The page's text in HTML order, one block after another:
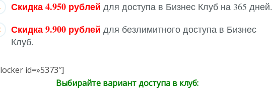
Скидка 4.950 рублей для доступа в Бизнес Клуб на 365 дней.
Скидка 9.900 рублей для безлимитного доступа в Бизнес
Клуб.
id=»5373″]
Выбирайте вариант доступа в клуб: